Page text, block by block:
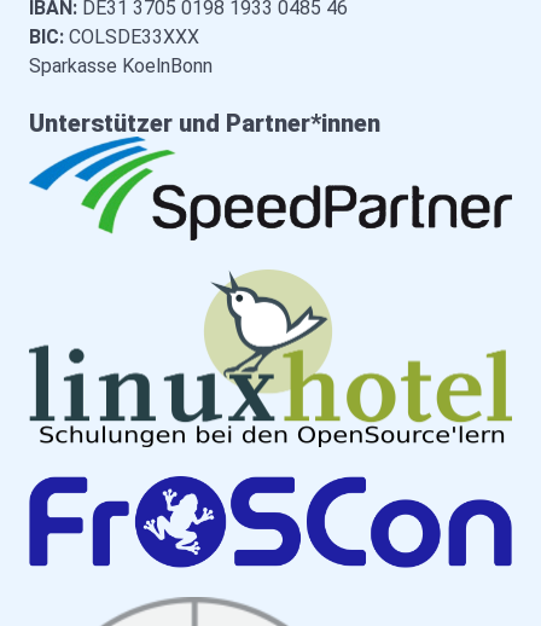
IBAN: DE31 3705 0198 1933 0485 46
BIC: COLSDE33XXX
Sparkasse KoelnBonn
Unterstützer und Partner*innen